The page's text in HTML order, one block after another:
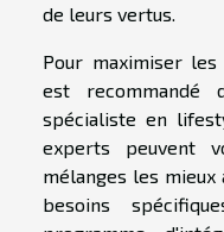
de leurs vertus.
Pour maximiser
est recommandé
spécialiste en
experts peuvent
mélanges les
besoins